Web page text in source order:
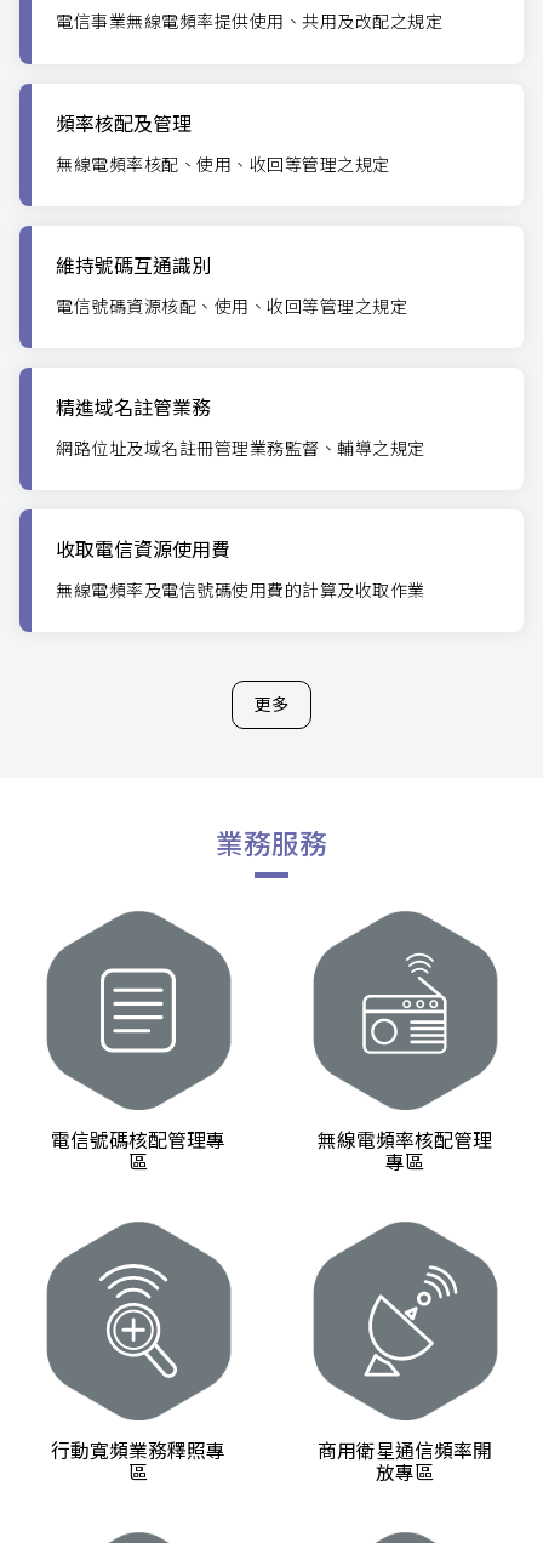
電信事業無線電頻率提供使用、共用及改配之規定
頻率核配及管理
無線電頻率核配、使用、收回等管理之規定
維持號碼互通識別
電信號碼資源核配、使用、收回等管理之規定
精進域名註管業務
網路位址及域名註冊管理業務監督、輔導之規定
收取電信資源使用費
無線電頻率及電信號碼使用費的計算及收取作業
更多
業務服務
電信號碼核配管理專
區
無線電頻率核配管理
專區
行動寬頻業務釋照專
區
商用衛星通信頻率開
放專區